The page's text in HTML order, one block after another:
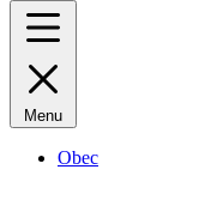
Menu
Obec